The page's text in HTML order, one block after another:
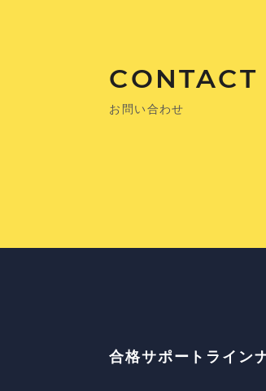
CONTACT
お問い合わせ
合格サポートライン